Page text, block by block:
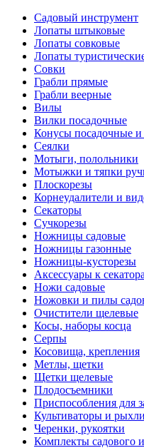
Садовый инструмент
Лопаты штыковые
Лопаты совковые
Лопаты
Совки
Грабли прямые
Грабли веерные
Вилы
Вилки посадочные
Конусы посадочные и
Сеялки
Мотыги, полольники
Мотыжки и тяпки
Плоскорезы
Корнеудалители и
Секаторы
Сучкорезы
Ножницы садовые
Ножницы газонные
Ножницы-кусторезы
Аксессуары к
Ножи садовые
Ножовки и пилы
Очистители щелевые
Косы, наборы косца
Серпы
Косовища, крепления
Метлы, щетки
Щетки щелевые
Плодосъемники
Приспособления для
Культиваторы и
Черенки, рукоятки
Комплекты садового